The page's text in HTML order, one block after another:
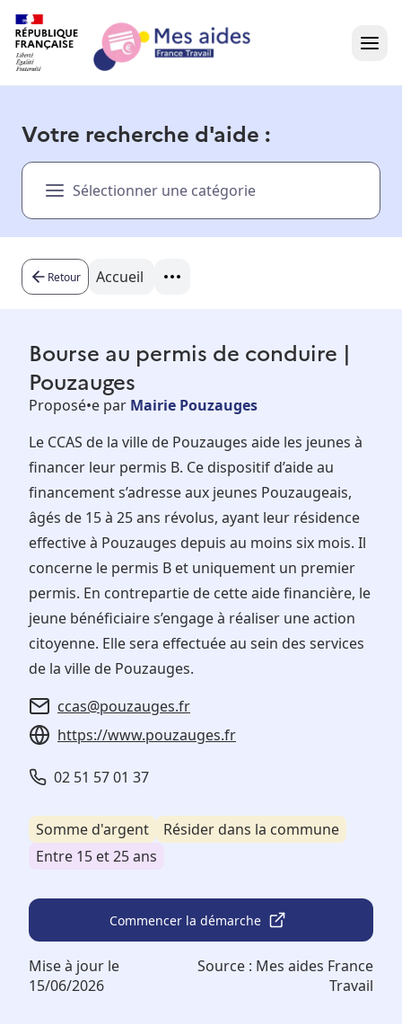
Présentation vidéo
Besoin d'aide ?
Votre recherche d'aide :
Sélectionner une catégorie
Retour Accueil
Bourse au permis de conduire |
Pouzauges
Proposé•e par Mairie Pouzauges
Le CCAS de la ville de Pouzauges aide les jeunes à
financer leur permis B. Ce dispositif d’aide au
financement s’adresse aux jeunes Pouzaugeais,
âgés de 15 à 25 ans révolus, ayant leur résidence
effective à Pouzauges depuis au moins six mois. Il
concerne le permis B et uniquement un premier
permis. En contrepartie de cette aide financière, le
jeune bénéficiaire s’engage à réaliser une action
citoyenne. Elle sera effectuée au sein des services
de la ville de Pouzauges.
ccas@pouzauges.fr
https://www.pouzauges.fr
02 51 57 01 37
Somme d'argent
Résider dans la commune
Entre 15 et 25 ans
Commencer la démarche
Mise à jour le
15/06/2026
Source : Mes aides France
Travail